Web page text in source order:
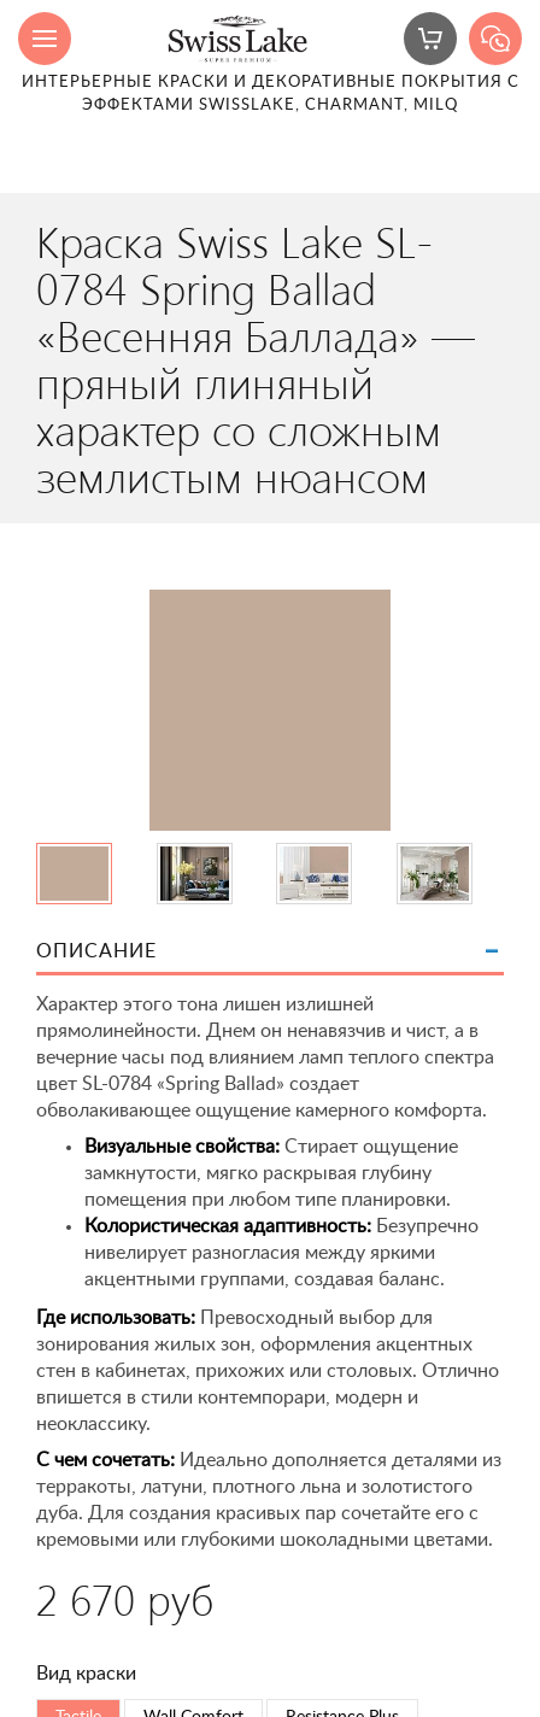
ИНТЕРЬЕРНЫЕ КРАСКИ И ДЕКОРАТИВНЫЕ ПОКРЫТИЯ С
ЭФФЕКТАМИ SWISSLAKE, CHARMANT, MILQ
Краска Swiss Lake SL-
0784 Spring Ballad
«Весенняя Баллада» —
пряный глиняный
характер со сложным
землистым нюансом
ОПИСАНИЕ
Характер этого тона лишен излишней
прямолинейности. Днем он ненавязчив и чист, а в
вечерние часы под влиянием ламп теплого спектра
цвет SL-0784 «Spring Ballad» создает
обволакивающее ощущение камерного комфорта.
Визуальные свойства: Стирает ощущение
замкнутости, мягко раскрывая глубину
помещения при любом типе планировки.
Колористическая адаптивность: Безупречно
нивелирует разногласия между яркими
акцентными группами, создавая баланс.
Где использовать: Превосходный выбор для
зонирования жилых зон, оформления акцентных
стен в кабинетах, прихожих или столовых. Отлично
впишется в стили контемпорари, модерн и
неоклассику.
С чем сочетать: Идеально дополняется деталями из
терракоты, латуни, плотного льна и золотистого
дуба. Для создания красивых пар сочетайте его с
кремовыми или глубокими шоколадными цветами.
2 670 руб
Вид краски